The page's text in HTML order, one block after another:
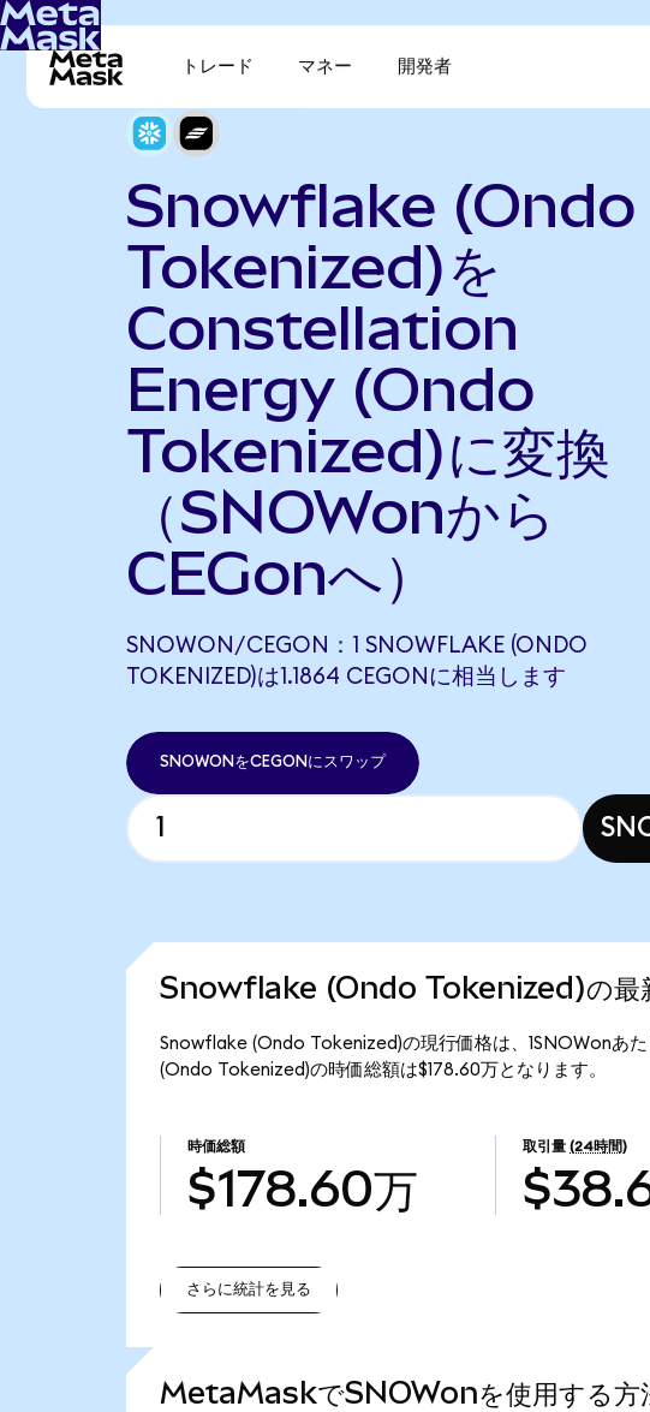
トレード マネー 開発者
Snowflake (Ondo
Tokenized)を
Constellation
Energy (Ondo
Tokenized)に変換
（SNOWonから
CEGonへ）
SNOWON/CEGON：1 SNOWFLAKE (ONDO
TOKENIZED)は1.1864 CEGONに相当します
SNOWONをCEGONにスワップ
Snowflake (Ondo Tokenized)の最
Snowflake (Ondo Tokenized)の現行価格は、1SNOWonあ
(Ondo Tokenized)の時価総額は$178.60万となります。
時価総額
$178.60万
取引量 (24時間)
さらに統計を見る
MetaMaskでSNOWonを使用する方